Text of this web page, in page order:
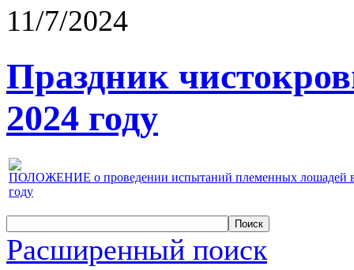
11/7/2024
Праздник
2024 году
ПОЛОЖЕНИЕ о проведении испытаний племенных лошадей
году
Расширенный поиск